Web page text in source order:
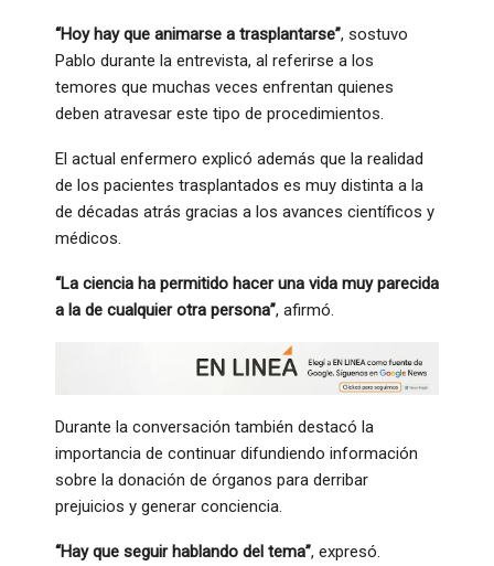
“Hoy hay que animarse a trasplantarse”, sostuvo
Pablo durante la entrevista, al referirse a los
temores que muchas veces enfrentan quienes
deben atravesar este tipo de procedimientos.
El actual enfermero explicó además que la realidad
de los pacientes trasplantados es muy distinta a la
de décadas atrás gracias a los avances científicos y
médicos.
“La ciencia ha permitido hacer una vida muy parecida
a la de cualquier otra persona”, afirmó.
Durante la conversación también destacó la
importancia de continuar difundiendo información
sobre la donación de órganos para derribar
prejuicios y generar conciencia.
“Hay que seguir hablando del tema”, expresó.